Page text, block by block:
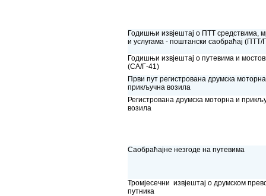
Годишњи извјештај о ПТТ средствима,
и услугама - поштански саобраћај (ПТТ/
Годишњи извјештај о путевима и
(СА/Г-41)
Први пут регистрована друмска
прикључна возила
Регистрована друмска моторна и
возила
Саобраћајне незгоде на путевима
Тромјесечни извјештај о друмском
путника